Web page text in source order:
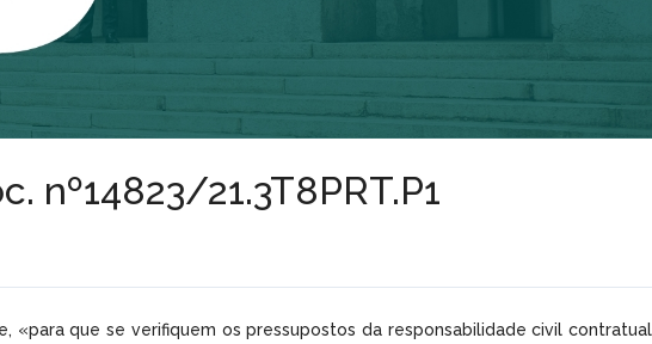
nº14823/21.3T8PRT.P1
«para que se verifiquem os pressupostos da responsabilidade civil contratual